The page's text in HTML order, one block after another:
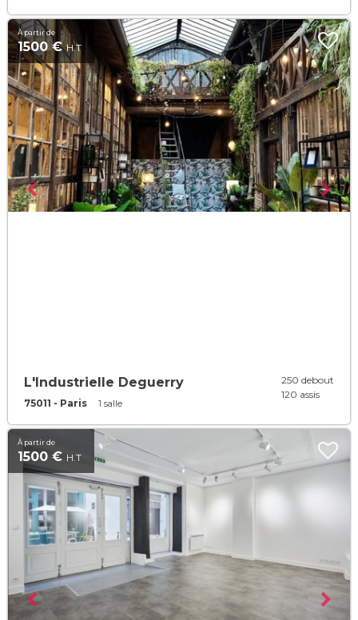
À partir de
1500 €H.T
L'Industrielle Deguerry
75011 - Paris 1 salle
250 debout
120 assis
À partir de
1500 € H.T